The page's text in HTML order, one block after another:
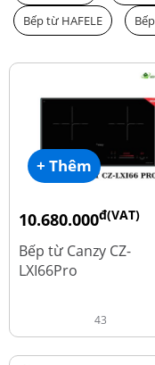
Bếp từ HAFELE
+ Thêm
10.680.000đ(VAT)
Bếp từ Canzy CZ-
LXI66Pro
43